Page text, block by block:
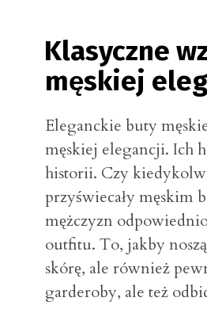
Klasyczne
męskiej
Eleganckie buty
męskiej elegancji. Ich
historii. Czy
przyświecały męskim
mężczyzn
outfitu. To, jakby
skórę, ale również
garderoby, ale też